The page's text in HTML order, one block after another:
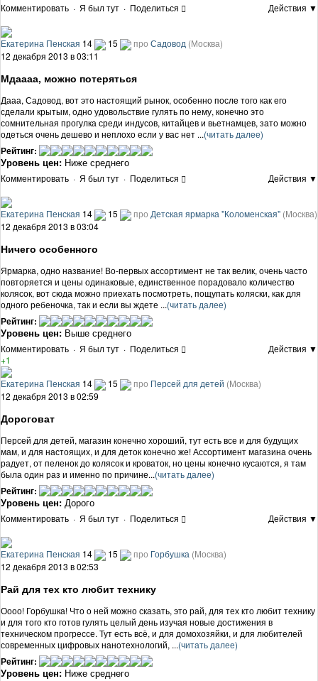
Комментировать · Я был тут · Поделиться Действия ▼
Екатерина Пенская 14 15 про Садовод (Москва)
12 декабря 2013 в 03:11
Мдаааа, можно потеряться
Дааа, Садовод, вот это настоящий рынок, особенно после того как его
сделали крытым, одно удовольствие гулять по нему, конечно это
сомнительная прогулка среди индусов, китайцев и вьетнамцев, зато можно
одеться очень дешево и неплохо если у вас нет ...(читать далее)
Рейтинг:
Уровень цен: Ниже среднего
Комментировать · Я был тут · Поделиться Действия ▼
Екатерина Пенская 14 15 про Детская ярмарка "Коломенская" (Москва)
12 декабря 2013 в 03:04
Ничего особенного
Ярмарка, одно название! Во-первых ассортимент не так велик, очень часто
повторяется и цены одинаковые, единственное порадовало количество
колясок, вот сюда можно приехать посмотреть, пощупать коляски, как для
одного ребеночка, так и если вы ждете ...(читать далее)
Рейтинг:
Уровень цен: Выше среднего
Комментировать · Я был тут · Поделиться
Действия ▼
+1
Екатерина Пенская 14 15 про Персей для детей (Москва)
12 декабря 2013 в 02:59
Дороговат
Персей для детей, магазин конечно хороший, тут есть все и для будущих
мам, и для настоящих, и для деток конечно же! Ассортимент магазина очень
радует, от пеленок до колясок и кроваток, но цены конечно кусаются, я там
была один раз и именно по причине...(читать далее)
Рейтинг:
Уровень цен: Дорого
Комментировать · Я был тут · Поделиться Действия ▼
Екатерина Пенская 14 15 про Горбушка (Москва)
12 декабря 2013 в 02:53
Рай для тех кто любит технику
Оооо! Горбушка! Что о ней можно сказать, это рай, для тех кто любит технику
и для того кто готов гулять целый день изучая новые достижения в
техническом прогрессе. Тут есть всё, и для домохозяйки, и для любителей
современных цифровых нанотехнологий, ...(читать далее)
Рейтинг:
Уровень цен: Ниже среднего